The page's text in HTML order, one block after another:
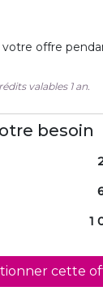
votre offre
valables 1 an.
besoin
1
cette